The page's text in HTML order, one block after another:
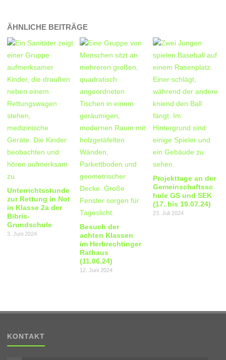
ÄHNLICHE BEITRÄGE
Unterrichtsstunde
zur Rettung in Not
in Klasse 2a der
Bibris-
Grundschule
3. Juni 2024
Besuch der
achten Klassen
im Herbrechtinger
Rathaus
(11.06.24)
12. Juni 2024
Projekttage an der
Gemeinschaftssc
hule GS und SEK
(17. bis 19.07.24)
23. Juli 2024
KONTAKT